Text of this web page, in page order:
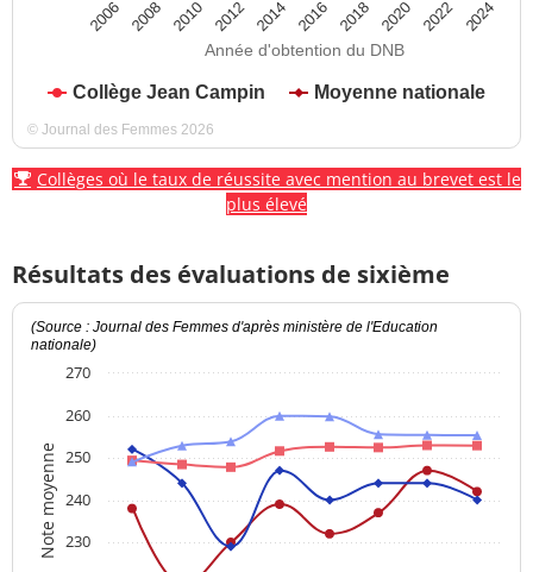
Année d'obtention du DNB
Collège Jean Campin Moyenne nationale
2006 2008 2010 2012 2014 2016 2018 2020 2022 2024
© Journal des Femmes 2026
Collèges où le taux de réussite avec mention au brevet est le
plus élevé
Résultats des évaluations de sixième
Note moyenne
(Source : Journal des Femmes d'après ministère de l'Education
nationale)
230
240
250
260
270